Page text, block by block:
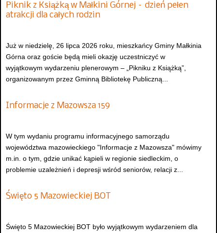
Piknik z Książką w Małkini Górnej – dzień pełen
atrakcji dla całych rodzin
Już w niedzielę, 26 lipca 2026 roku, mieszkańcy Gminy Małkinia
Górna oraz goście będą mieli okazję uczestniczyć w
wyjątkowym wydarzeniu plenerowym – „Pikniku z Książką”,
organizowanym przez Gminną Bibliotekę Publiczną...
Informacje z Mazowsza 159
W tym wydaniu programu informacyjnego samorządu
województwa mazowieckiego "Informacje z Mazowsza" mówimy
m.in. o tym, gdzie unikać kąpieli w regionie siedleckim, o
problemie uzależnień i depresji wśród seniorów, relacji z...
Święto 5 Mazowieckiej BOT
Święto 5 Mazowieckiej BOT było wyjątkowym wydarzeniem dla